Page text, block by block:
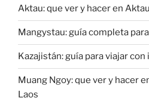
Aktau: que ver y hacer en
Mangystau: guía completa
Kazajistán: guía para viajar
Muang Ngoy: que ver y hacer
Laos